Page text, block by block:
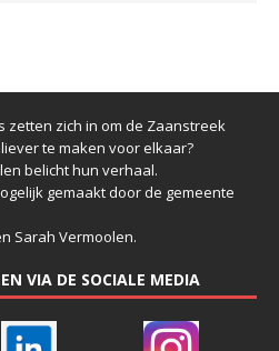
zetten zich in om de Zaanstreek
te maken voor elkaar?
belicht hun verhaal.
gemaakt door de gemeente
Sarah Vermoolen.
VIA DE SOCIALE MEDIA